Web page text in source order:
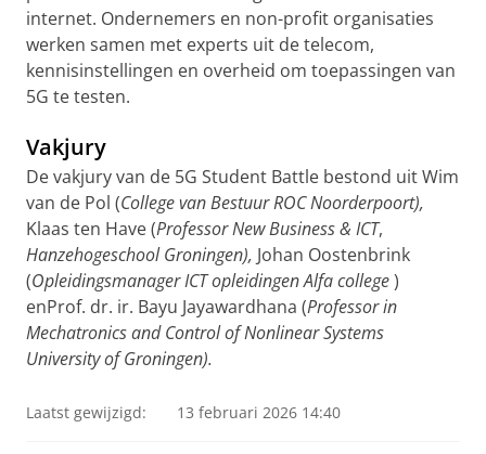
internet. Ondernemers en non-profit organisaties
werken samen met experts uit de telecom,
kennisinstellingen en overheid om toepassingen van
5G te testen.
Vakjury
De vakjury van de 5G Student Battle bestond uit Wim
van de Pol (College van Bestuur ROC Noorderpoort),
Klaas ten Have (Professor New Business & ICT,
Hanzehogeschool Groningen), Johan Oostenbrink
(Opleidingsmanager ICT opleidingenAlfa college)
enProf. dr. ir. Bayu Jayawardhana (Professor in
Mechatronics and Control of Nonlinear Systems
University of Groningen).
Laatst gewijzigd: 13 februari 2026 14:40